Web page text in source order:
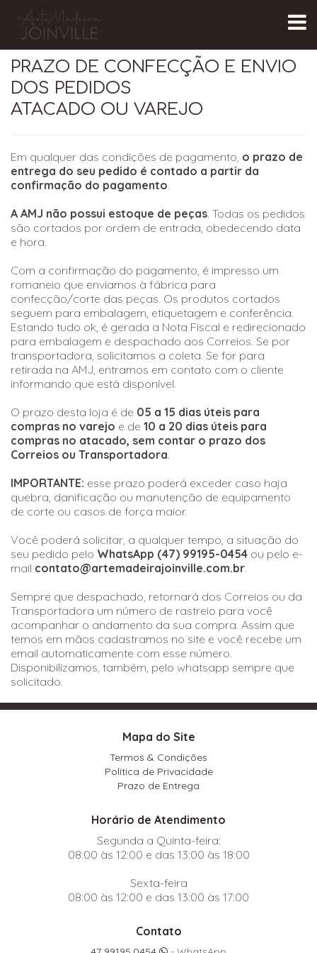
PRAZO DE CONFECÇÃO E ENVIO
DOS PEDIDOS
ATACADO OU VAREJO
Em qualquer das condições de pagamento, o prazo de
entrega do seu pedido é contado a partir da
confirmação do pagamento.
A AMJ não possui estoque de peças. Todas os pedidos
são cortados por ordem de entrada, obedecendo data
e hora.
Com a confirmação do pagamento, é impresso um
romaneio que enviamos à fábrica para
confecção/corte das peças. Os produtos cortados
seguem para embalagem, etiquetagem e conferência.
Estando tudo ok, é gerada a Nota Fiscal e redirecionado
para embalagem e despachado aos Correios. Se por
transportadora, solicitamos a coleta. Se for para
retirada na AMJ, entramos em contato com o cliente
informando que está disponível.
O prazo desta loja é de 05 a 15 dias úteis para
compras no varejo e de 10 a 20 dias úteis para
compras no atacado, sem contar o prazo dos
Correios ou Transportadora.
IMPORTANTE: esse prazo poderá exceder caso haja
quebra, danificação ou manutenção de equipamento
de corte ou casos de força maior.
Você poderá solicitar, a qualquer tempo, a situação do
seu pedido pelo WhatsApp (47) 99195-0454 ou pelo e-
mail contato@artemadeirajoinville.com.br.
Sempre que despachado, retornará dos Correios ou da
Transportadora um número de rastreio para você
acompanhar o andamento da sua compra. Assim que
temos em mãos cadastramos no site e você recebe um
email automaticamente com esse número.
Disponibilizamos, também, pelo whatsapp sempre que
solicitado.
Mapa do Site
Termos & Condições
Política de Privacidade
Prazo de Entrega
Horário de Atendimento
Segunda a Quinta-feira:
08:00 às 12:00 e das 13:00 às 18:00
Sexta-feira
08:00 às 12:00 e das 13:00 às 17:00
Contato